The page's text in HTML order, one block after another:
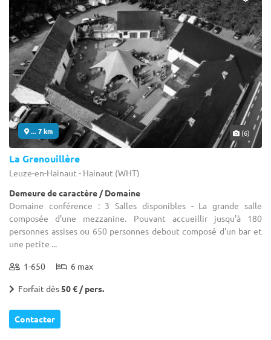
... 7 km (6)
La Grenouillère
Leuze-en-Hainaut - Hainaut (WHT)
Demeure de caractère / Domaine
Domaine conférence : 3 Salles disponibles - La grande salle
composée d'une mezzanine. Pouvant accueillir jusqu'à 180
personnes assises ou 650 personnes debout composé d'un bar et
une petite ...
1-650 6 max
Forfait dès50 € / pers.
Contacter